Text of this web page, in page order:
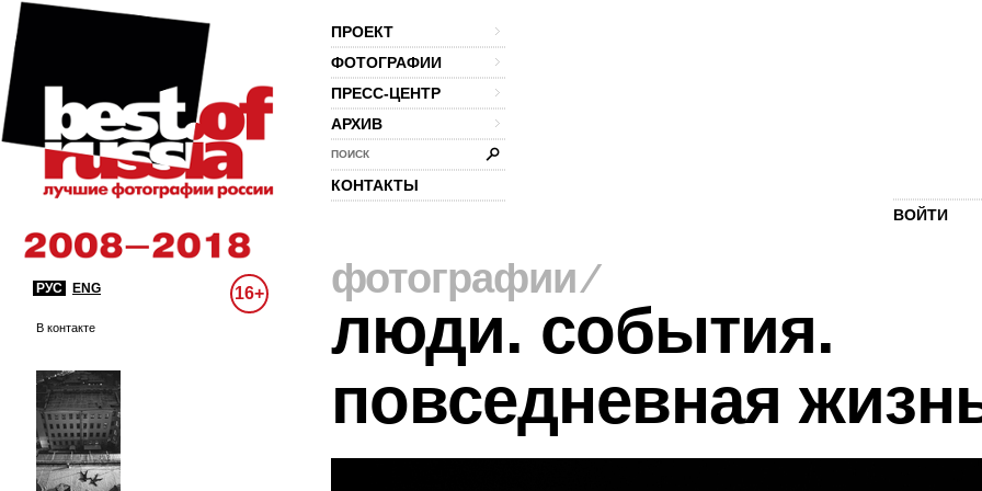
ПРОЕКТ
ФОТОГРАФИИ
ПРЕСС-ЦЕНТР
АРХИВ
ПОИСК
КОНТАКТЫ
ВОЙТИ
РУС ENG 16+
В контакте
фотографии⁄
люди. события.
повседневная